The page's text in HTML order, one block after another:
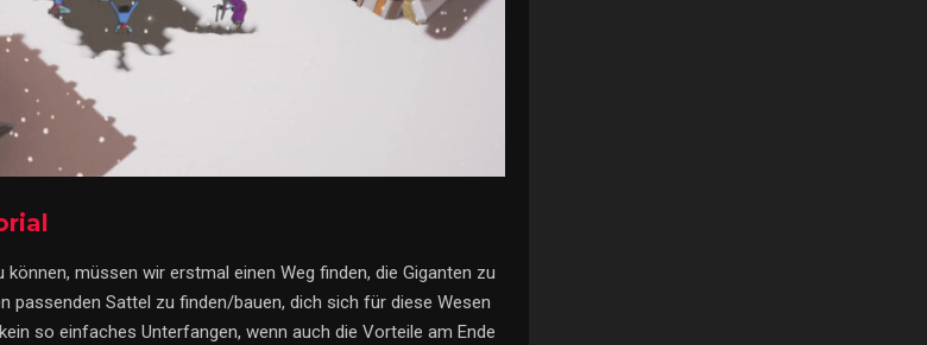
müssen wir erstmal einen Weg finden, die Giganten zu
passenden Sattel zu finden/bauen, dich sich für diese Wesen
so einfaches Unterfangen, wenn auch die Vorteile am Ende